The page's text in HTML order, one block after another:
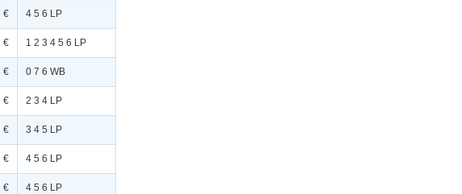
€ 4 5 6 LP
€ 1 2 3 4 5 6 LP
€ 0 7 6 WB
€ 2 3 4 LP
€ 3 4 5 LP
€ 4 5 6 LP
€ 4 5 6 LP